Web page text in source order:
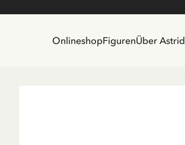
OnlineshopFigurenÜber Astrid